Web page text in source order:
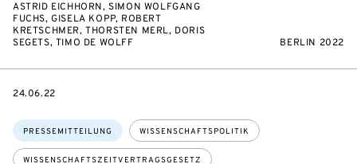
ASTRID EICHHORN, SIMON WOLFGANG
FUCHS, GISELA KOPP, ROBERT
KRETSCHMER, THORSTEN MERL, DORIS
SEGETS, TIMO DE WOLFF
BERLIN 2022
Themen:
PRESSEMITTEILUNG WISSENSCHAFTSPOLITIK
WISSENSCHAFTSZEITVERTRAGSGESETZ
DATE
24.06.22